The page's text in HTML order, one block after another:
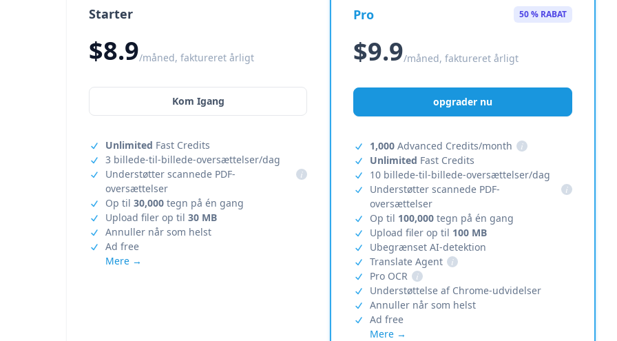
Starter
$8.9/måned, faktureret årligt
Kom Igang
Unlimited Fast Credits
3 billede-til-billede-oversættelser/dag
Understøtter scannede PDF-
oversættelser
i
Op til 30,000 tegn på én gang
Upload filer op til 30 MB
Annuller når som helst
Ad free
Mere →
Pro 50 % RABAT
$9.9/måned, faktureret årligt
opgrader nu
1,000 Advanced Credits/month
i
Unlimited Fast Credits
10 billede-til-billede-oversættelser/dag
Understøtter scannede PDF-
oversættelser
i
Op til 100,000 tegn på én gang
Upload filer op til 100 MB
Ubegrænset AI-detektion
Translate Agent
i
Pro OCR
i
Understøttelse af Chrome-udvidelser
Annuller når som helst
Ad free
Mere →